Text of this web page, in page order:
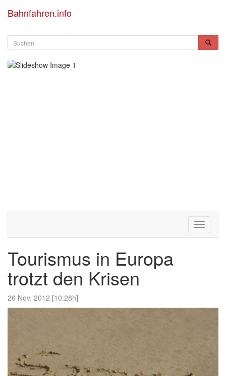
Bahnfahren.info
Toggle
Tourismus in Europa
trotzt den Krisen
26 Nov. 2012 [10:28h]